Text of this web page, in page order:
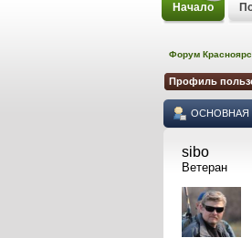
Начало
Форум
Профиль
ОСНОВНАЯ
sibo
Ветеран